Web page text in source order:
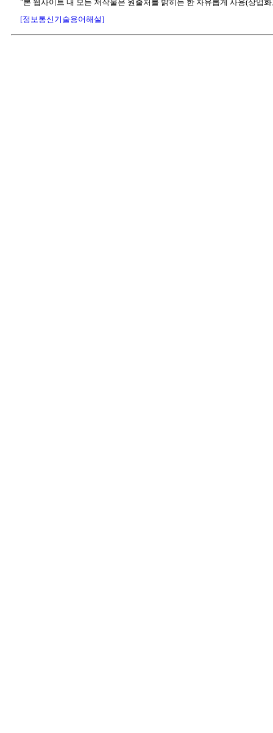
"본 웹사이트 내 모든 저작물은 원출처를 밝히는 한 자유롭게 사용(상업
[정보통신기술용어해설]